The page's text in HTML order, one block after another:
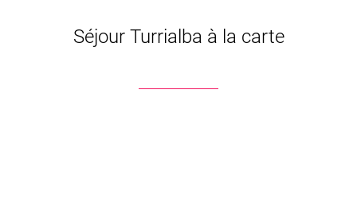
Séjour Turrialba à la carte